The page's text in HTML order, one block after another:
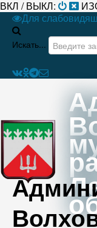
ВКЛ / ВЫКЛ:
Для
Искать...